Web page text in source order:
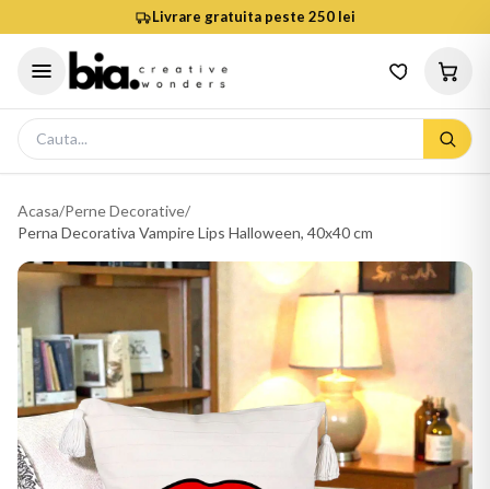
Livrare gratuita peste 250 lei
Acasa/Perne Decorative/
Perna Decorativa Vampire Lips Halloween, 40x40 cm